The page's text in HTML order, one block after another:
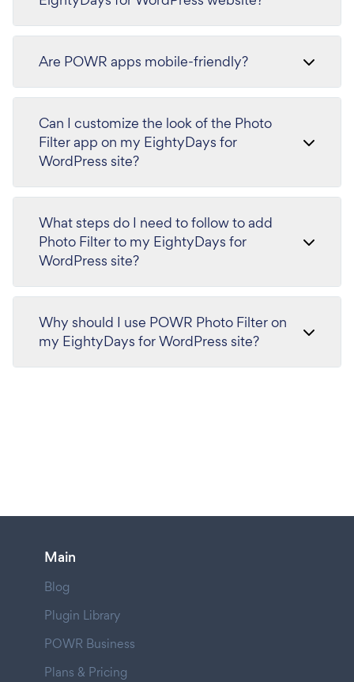
Are POWR apps mobile-friendly?
Can I customize the look of the Photo
Filter app on my EightyDays for
WordPress site?
What steps do I need to follow to add
Photo Filter to my EightyDays for
WordPress site?
Why should I use POWR Photo Filter on
my EightyDays for WordPress site?
Main
Blog
Plugin Library
POWR Business
Plans & Pricing